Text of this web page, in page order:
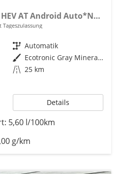
Black Line 1.6 T-GDi HEV AT Android Auto*Navi*SHZ*Kamera*2Z Klimaauto*
Tageszulassung
Getriebe Automatik
Außenfarbe
Ecotronic Gray Mineraleffekt
Kilometerstand 25 km
Details
5,60 l/100km
g/km